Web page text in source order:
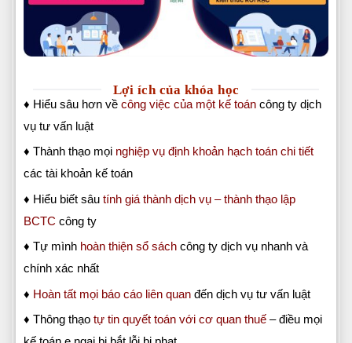
Lợi ích của khóa học
♦ Hiểu sâu hơn về công việc của một kế toán công ty dịch
vụ tư vấn luật
♦ Thành thạo mọi nghiệp vụ định khoản hạch toán chi tiết
các tài khoản kế toán
♦ Hiểu biết sâu tính giá thành dịch vụ – thành thạo lập
BCTC công ty
♦ Tự mình hoàn thiện sổ sách công ty dịch vụ nhanh và
chính xác nhất
♦ Hoàn tất mọi báo cáo liên quan đến dịch vụ tư vấn luật
♦ Thông thạo tự tin quyết toán với cơ quan thuế – điều mọi